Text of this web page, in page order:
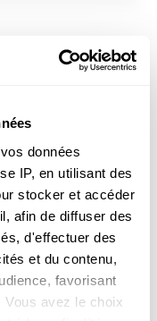
données
IP, en utilisant des
stocker et accéder
afin de diffuser des
d'effectuer des
et du contenu,
favorisant
Vous avez le choix
près de chez